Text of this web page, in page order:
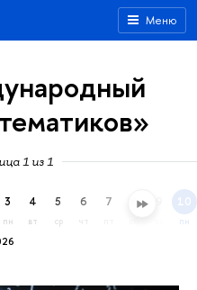
Меню
1 из 1
3
пн
4
вт
5
ср
6 7 8 10
пн